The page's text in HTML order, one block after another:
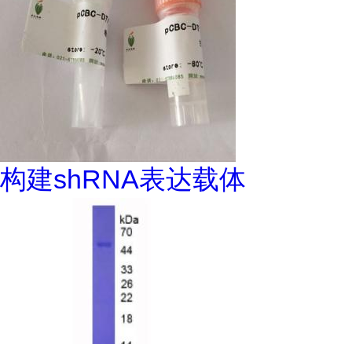
构建shRNA表达载体